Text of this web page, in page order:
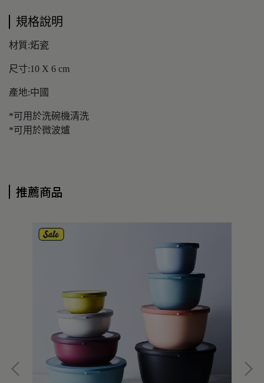
規格說明
材質:炻瓷
尺寸:10 X 6 cm
產地:中國
*可用於洗碗機清洗
*可用於微波爐
推薦商品